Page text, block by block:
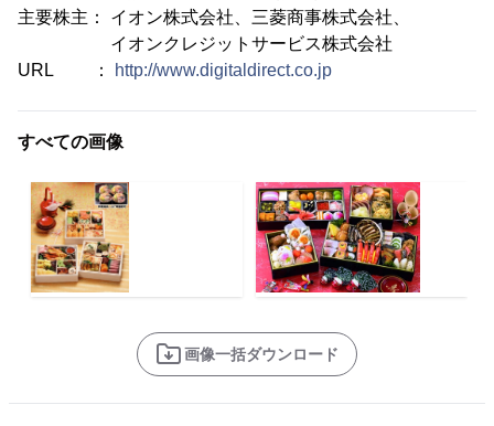
主要株主： イオン株式会社、三菱商事株式会社、
イオンクレジットサービス株式会社
URL ：
http://www.digitaldirect.co.jp
すべての画像
画像一括ダウンロード